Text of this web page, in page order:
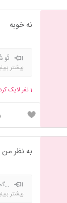
نه خوبه
تُو
بیشتر
1نفر لایک
به نظر
بیشتر